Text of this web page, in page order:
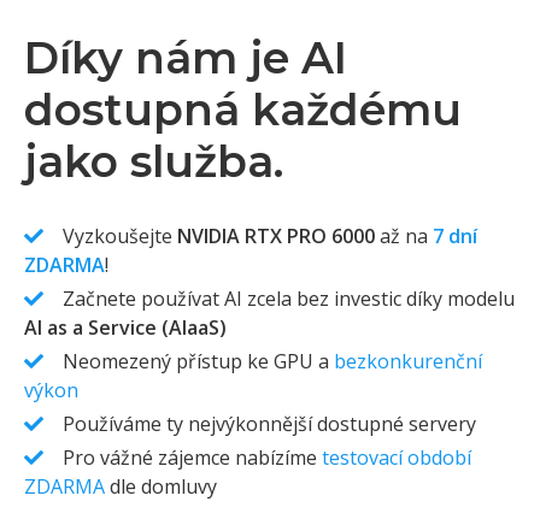
Díky nám je AI
dostupná každému
jako služba.
Vyzkoušejte NVIDIA RTX PRO 6000až na 7 dní
ZDARMA!
Začnete používat AI zcela bez investic díky modelu
AI as a Service (AIaaS)
Neomezený přístup ke GPU a bezkonkurenční
výkon
Používáme ty nejvýkonnější dostupné servery
Pro vážné zájemce nabízíme testovací období
ZDARMAdle domluvy